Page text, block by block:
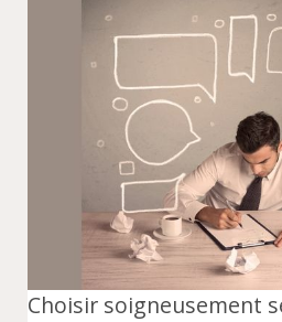
Choisir soigneusement